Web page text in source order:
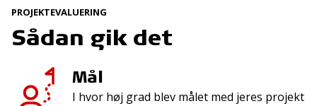
PROJEKTEVALUERING
Sådan gik det
Mål
I hvor høj grad blev målet med jeres projekt
T:45 26 08 00
info@trygfonden.dk
45 26 08 26
info@tryghedsgruppen.dk